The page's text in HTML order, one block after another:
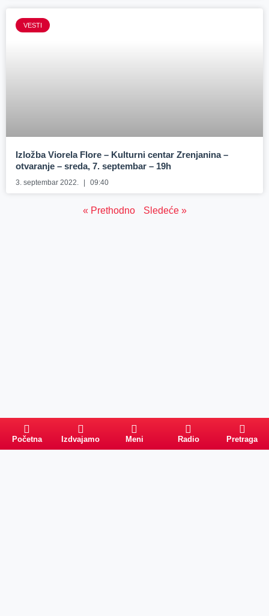
VESTI
Izložba Viorela Flore – Kulturni centar Zrenjanina –
otvaranje – sreda, 7. septembar – 19h
3. septembar 2022. 09:40
« Prethodno Sledeće »
Početna Izdvajamo Meni Radio Pretraga